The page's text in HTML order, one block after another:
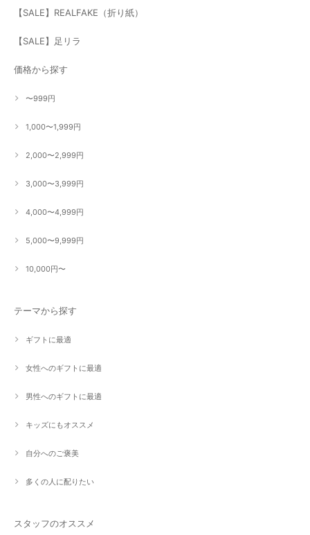
【SALE】REALFAKE（折り紙）
【SALE】足リラ
価格から探す
〜999円
1,000〜1,999円
2,000〜2,999円
3,000〜3,999円
4,000〜4,999円
5,000〜9,999円
10,000円〜
テーマから探す
ギフトに最適
女性へのギフトに最適
男性へのギフトに最適
キッズにもオススメ
自分へのご褒美
多くの人に配りたい
スタッフのオススメ